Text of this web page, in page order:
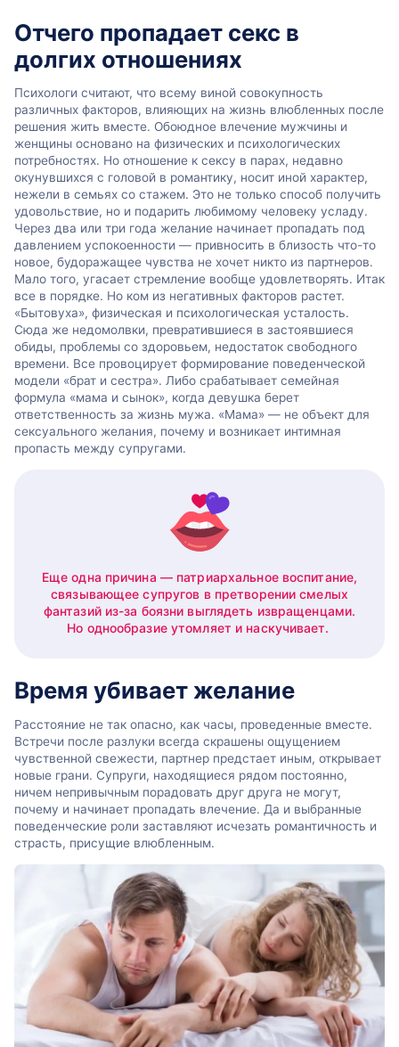
Отчего пропадает секс в
долгих отношениях
Психологи считают, что всему виной совокупность
различных факторов, влияющих на жизнь влюбленных после
решения жить вместе. Обоюдное влечение мужчины и
женщины основано на физических и психологических
потребностях. Но отношение к сексу в парах, недавно
окунувшихся с головой в романтику, носит иной характер,
нежели в семьях со стажем. Это не только способ получить
удовольствие, но и подарить любимому человеку усладу.
Через два или три года желание начинает пропадать под
давлением успокоенности — привносить в близость что-то
новое, будоражащее чувства не хочет никто из партнеров.
Мало того, угасает стремление вообще удовлетворять. Итак
все в порядке. Но ком из негативных факторов растет.
«Бытовуха», физическая и психологическая усталость.
Сюда же недомолвки, превратившиеся в застоявшиеся
обиды, проблемы со здоровьем, недостаток свободного
времени. Все провоцирует формирование поведенческой
модели «брат и сестра». Либо срабатывает семейная
формула «мама и сынок», когда девушка берет
ответственность за жизнь мужа. «Мама» — не объект для
сексуального желания, почему и возникает интимная
пропасть между супругами.
Еще одна причина — патриархальное воспитание,
связывающее супругов в претворении смелых
фантазий из-за боязни выглядеть извращенцами.
Но однообразие утомляет и наскучивает.
Время убивает желание
Расстояние не так опасно, как часы, проведенные вместе.
Встречи после разлуки всегда скрашены ощущением
чувственной свежести, партнер предстает иным, открывает
новые грани. Супруги, находящиеся рядом постоянно,
ничем непривычным порадовать друг друга не могут,
почему и начинает пропадать влечение. Да и выбранные
поведенческие роли заставляют исчезать романтичность и
страсть, присущие влюбленным.